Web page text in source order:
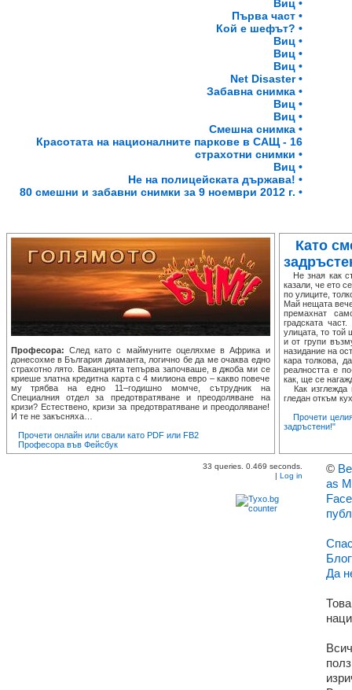
Виц •
Първа част •
Кой е шефът? •
Виц •
Виц •
Виц •
Net Disaster •
Забавна снимка •
Виц •
Виц •
Смешна снимка •
Красотата на националните паркове в САЩ - 16
страхотни снимки •
Виц •
Не на полицейската държава! •
80 смешни и забавни снимки за 9 ноември 2012 г. •
Професора: След като с маймуните оцеляхме в Африка и
донесохме в България диаманта, логично бе да ме очаква едно
страхотно лято. Ваканцията тепърва започваше, в джоба ми се
криеше златна кредитна карта с 4 милиона евро – какво повече
му трябва на едно 11–годишно момче, сътрудник на
Специалния отдел за предотвратяване и преодоляване на
кризи? Естествено, кризи за предотвратяване и преодоляване!
И те не закъсняха…
Прочети онлайн или свали като PDF или FB2
Професора във Фейсбук
Като
Не зная как
казали, че ето
по улиците,
Май нещата
премахнат
градската
улицата, то той
и от групи
назидание на
кара толкова,
реалността е
как, ще се
Как изглежда
гледан откъм
Прочети
задръстени!"
33 queries. 0.469 seconds.
| Log in
©
as
Да